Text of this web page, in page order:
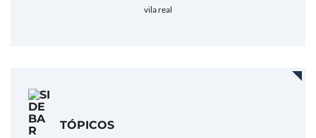
vila real
TÓPICOS